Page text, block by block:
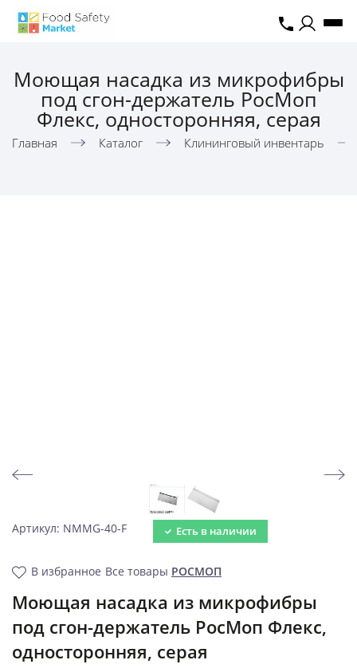
Моющая насадка из микрофибры
под сгон-держатель РосМоп
Флекс, односторонняя, серая
Главная Каталог Клининговый инвентарь
Артикул: NMMG-40-F Есть в наличии
В избранное Все товары РОСМОП
Моющая насадка из микрофибры
под сгон-держатель РосМоп Флекс,
односторонняя, серая